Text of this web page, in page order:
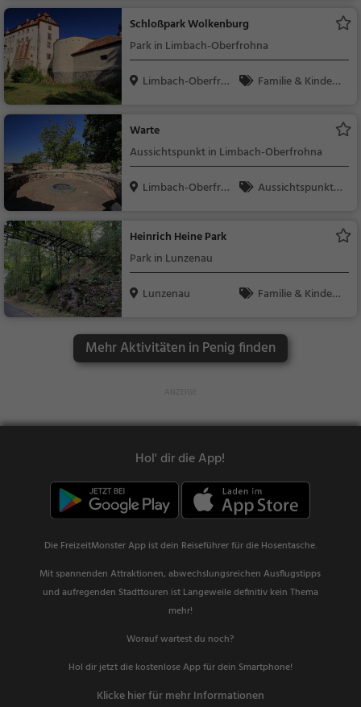
Schloßpark Wolkenburg
Park in Limbach-Oberfrohna
Limbach-Oberfroh
Familie & Kinder,
Warte
Aussichtspunkt in Limbach-Oberfrohna
Limbach-Oberfroh
Aussichtspunkt, F
Heinrich Heine Park
Park in Lunzenau
Lunzenau
Familie & Kinder,
Mehr Aktivitäten in Penig finden
Hol' dir die App!
Die FreizeitMonster App ist dein Reiseführer für die Hosentasche.
Mit spannenden Attraktionen, abwechslungsreichen Ausflugstipps
und aufregenden Stadttouren ist Langeweile definitiv kein Thema
mehr!
Worauf wartest du noch?
Hol dir jetzt die kostenlose App für dein Smartphone!
Klicke hier für mehr Informationen